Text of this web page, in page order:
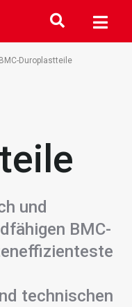
BMC-Duroplastteile
und
BMC-
technischen